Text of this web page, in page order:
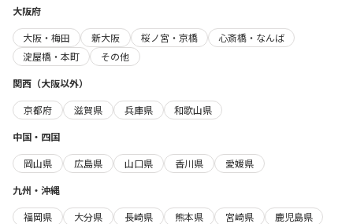
大阪府
大阪・梅田
新大阪 桜ノ宮・京橋
心斎橋・なんば
淀屋橋・本町
その他
関西（大阪以外）
京都府
滋賀県 兵庫県
和歌山県
中国・四国
岡山県
広島県 山口県 香川県
愛媛県
九州・沖縄
福岡県
大分県 長崎県 熊本県 宮崎県
鹿児島県